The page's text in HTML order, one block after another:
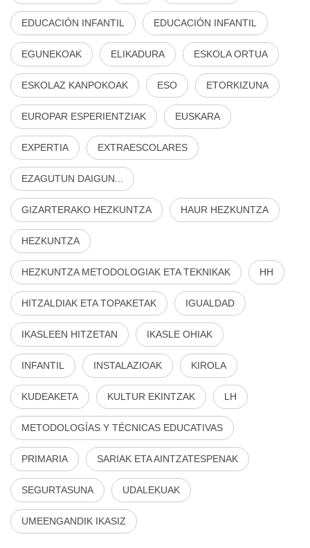
EDUCACIÓN INFANTIL EDUCACIÓN INFANTIL
EGUNEKOAK ELIKADURA ESKOLA ORTUA
ESKOLAZ KANPOKOAK ESO ETORKIZUNA
EUROPAR ESPERIENTZIAK EUSKARA
EXPERTIA EXTRAESCOLARES
EZAGUTUN DAIGUN...
GIZARTERAKO HEZKUNTZA HAUR HEZKUNTZA
HEZKUNTZA
HEZKUNTZA METODOLOGIAK ETA TEKNIKAK HH
HITZALDIAK ETA TOPAKETAK IGUALDAD
IKASLEEN HITZETAN IKASLE OHIAK
INFANTIL INSTALAZIOAK KIROLA
KUDEAKETA KULTUR EKINTZAK LH
METODOLOGÍAS Y TÉCNICAS EDUCATIVAS
PRIMARIA SARIAK ETA AINTZATESPENAK
SEGURTASUNA UDALEKUAK
UMEENGANDIK IKASIZ